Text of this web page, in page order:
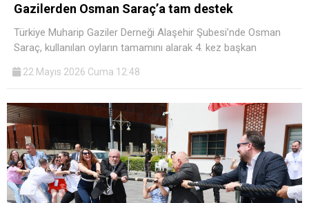
Gazilerden Osman Saraç’a tam destek
Türkiye Muharip Gaziler Derneği Alaşehir Şubesi’nde Osman
Saraç, kullanılan oyların tamamını alarak 4. kez başkan
22 Mayıs 2026 Cuma 12:48